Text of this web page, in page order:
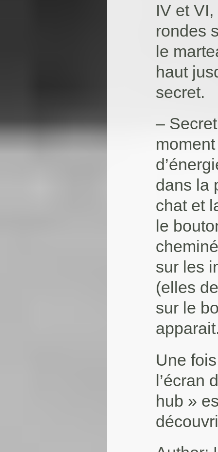
IV et
rondes
le
haut
secret.
–
dans la
chat et
le
sur les
(elles
sur le
Une
l’écran
hub »